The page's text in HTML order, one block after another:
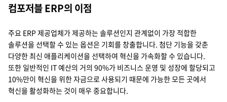
컴포저블 ERP의 이점
주요 ERP 제공업체가 제공하는 솔루션인지 관계없이 가장 적합한
솔루션을 선택할 수 있는 옵션은 기회를 창출합니다. 첨단 기능을 갖춘
다양한 최신 애플리케이션을 선택하여 혁신을 가속화할 수 있습니다.
또한 일반적인 IT 예산의 거의 90%가 비즈니스 운영 및 성장에 할당되고
10%만이 혁신을 위한 자금으로 사용되기 때문에 가능한 모든 곳에서
혁신을 활성화하는 것이 매우 중요합니다.